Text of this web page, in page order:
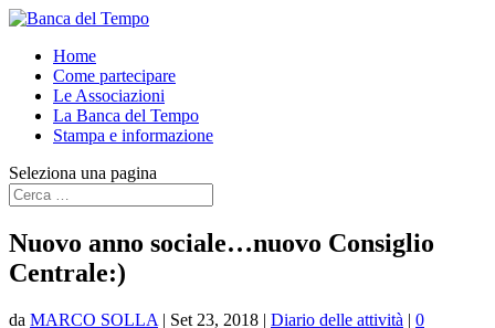
Home
Come partecipare
Le Associazioni
La Banca del Tempo
Stampa e informazione
Seleziona una pagina
Nuovo anno sociale…nuovo Consiglio
Centrale:)
da MARCO SOLLA | Set 23, 2018 | Diario delle attività | 0